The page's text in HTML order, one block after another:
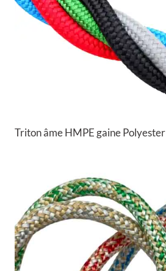
Triton âme HMPE gaine Polyester